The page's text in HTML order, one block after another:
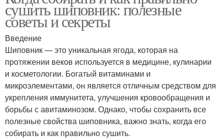
сушить шиповник: полезные
советы и секреты
Введение
Шиповник — это уникальная ягода, которая на
протяжении веков используется в медицине, кулинарии
и косметологии. Богатый витаминами и
микроэлементами, он является отличным средством для
укрепления иммунитета, улучшения кровообращения и
борьбы с авитаминозом. Однако, чтобы сохранить все
полезные свойства шиповника, важно знать, когда его
собирать и как правильно сушить.